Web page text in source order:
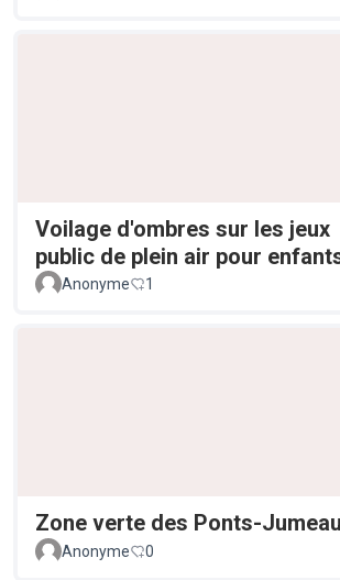
Voilage d'ombres sur les jeux
public de plein air pour
Anonyme 1
Zone verte des Ponts-
Anonyme
0